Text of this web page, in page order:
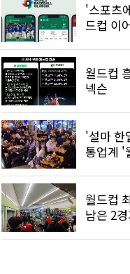
'스포츠
드컵 이
월드컵
넥슨
'설마 한
통업계 '
월드컵
남은 2